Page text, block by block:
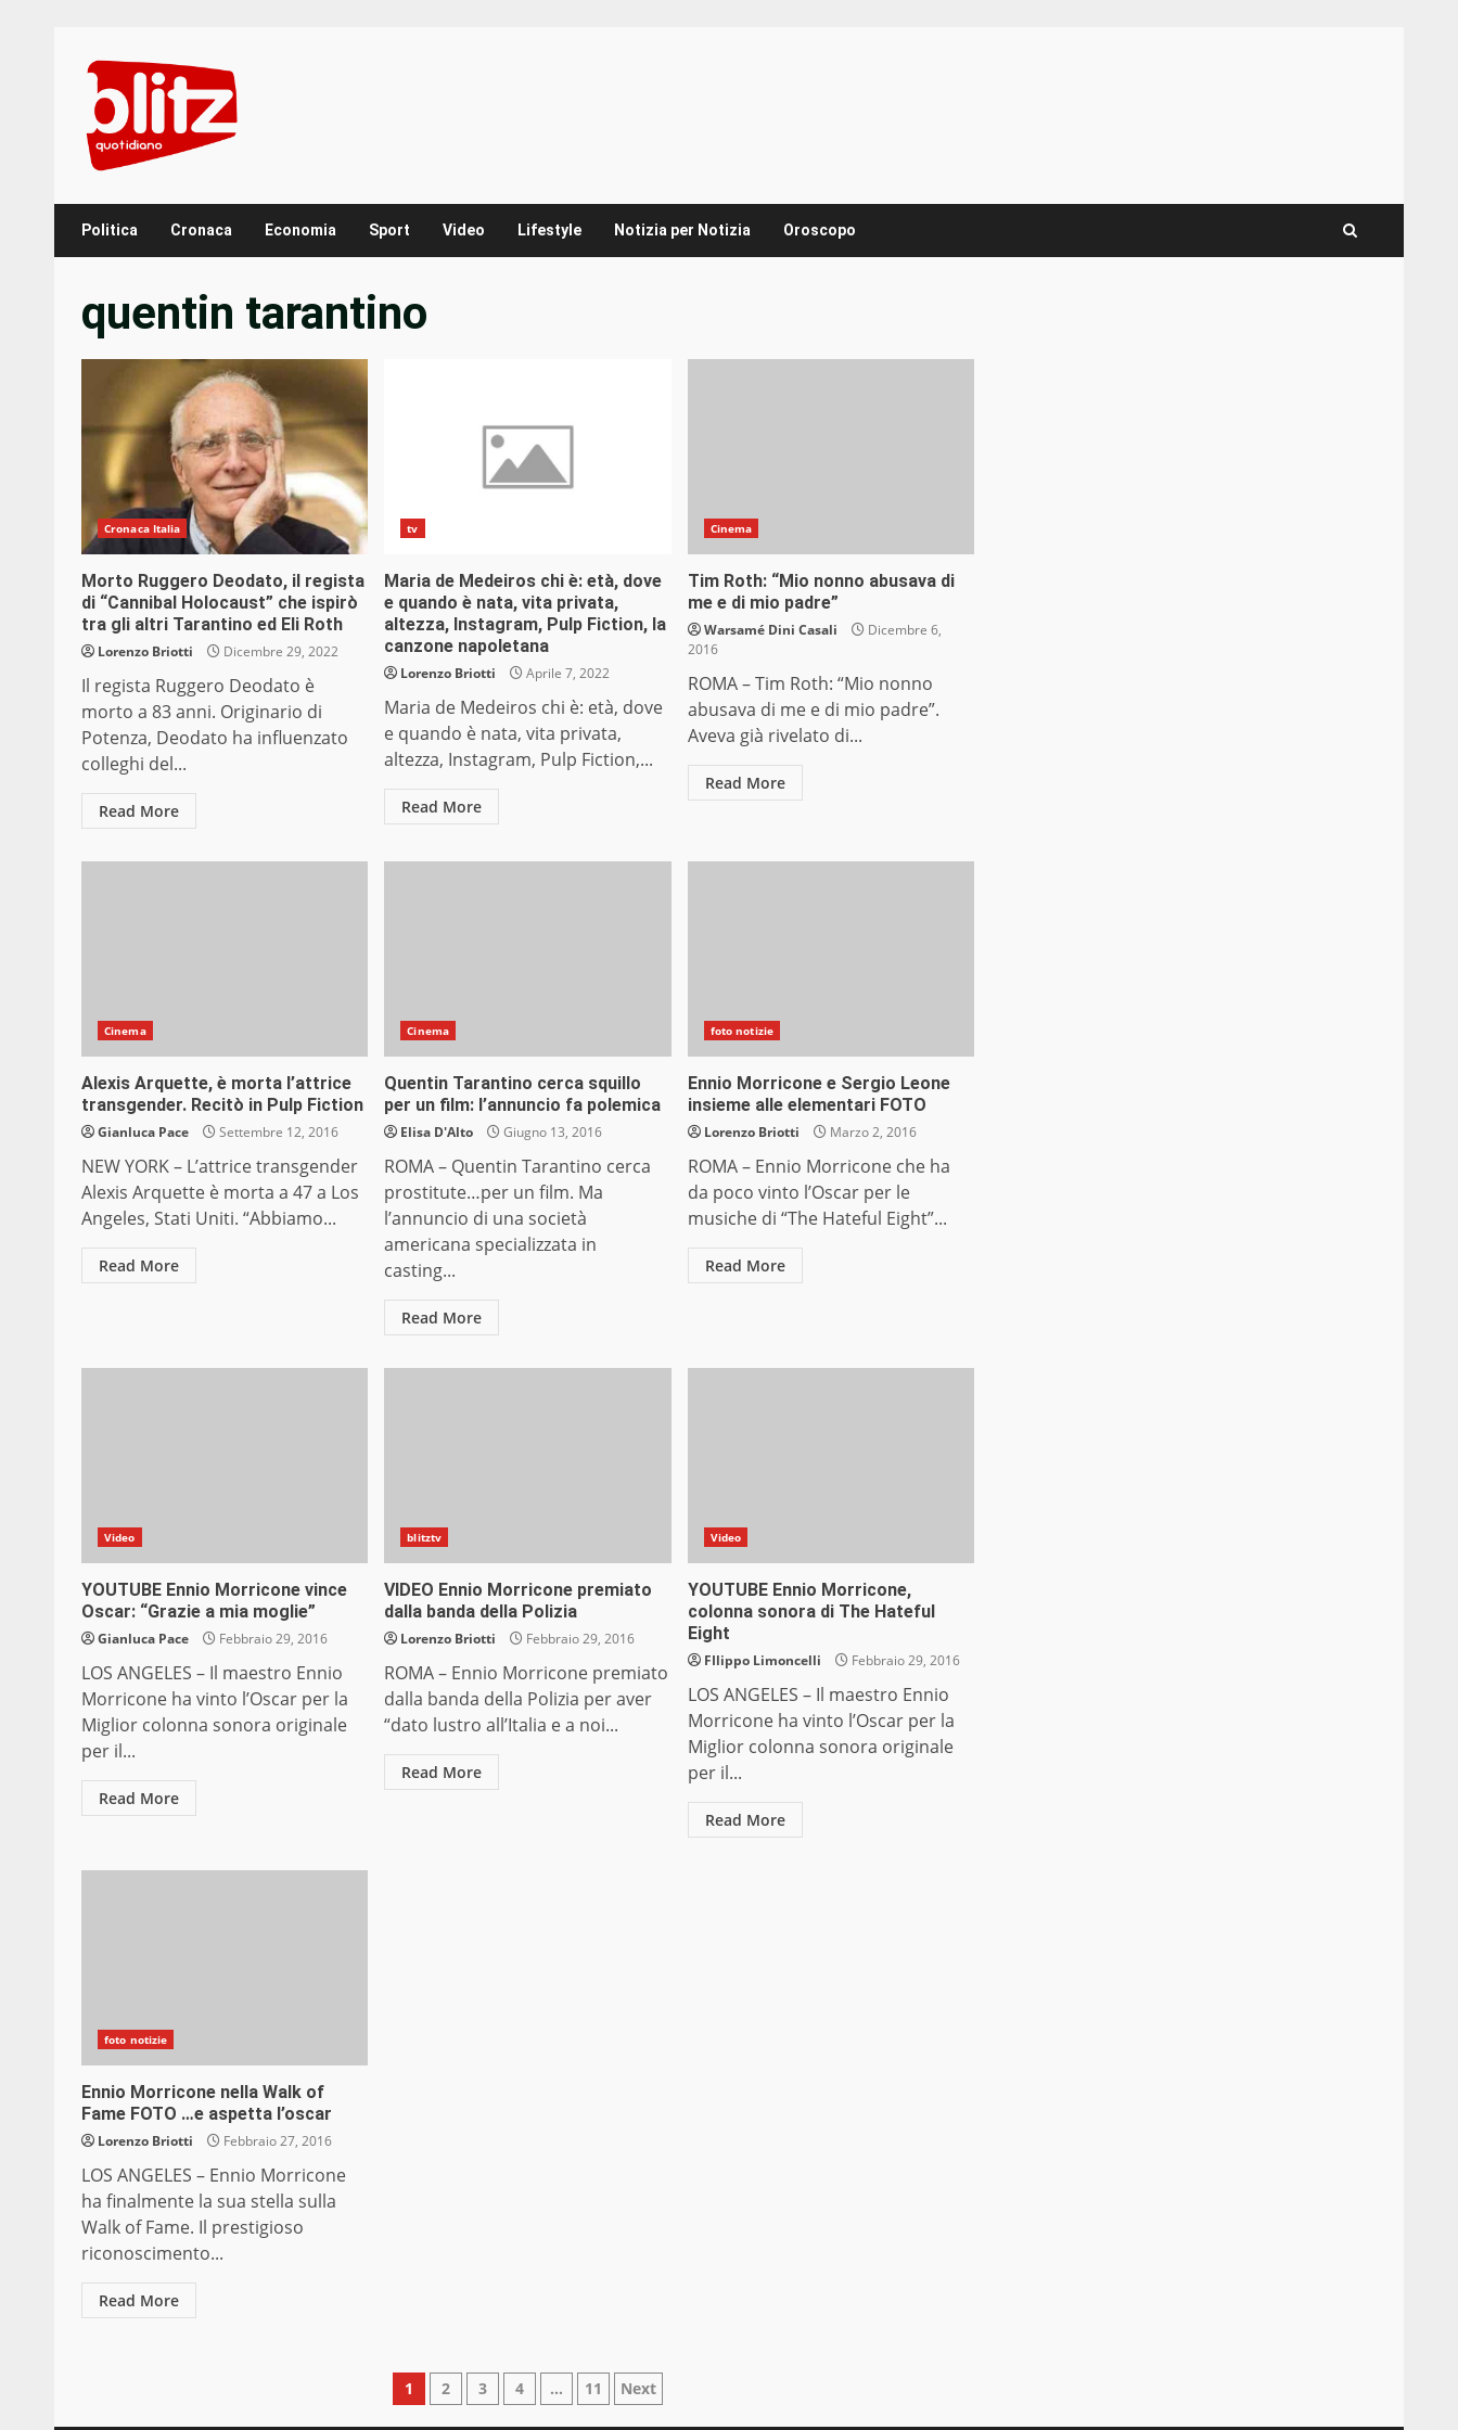
content
Politica Cronaca Economia Sport Video Lifestyle Notizia per Notizia Oroscopo
quentin tarantino
Cronaca Italia
Morto Ruggero Deodato, il regista
di “Cannibal Holocaust” che ispirò
tra gli altri Tarantino ed Eli Roth
Lorenzo Briotti Dicembre 29, 2022
Il regista Ruggero Deodato è
morto a 83 anni. Originario di
Potenza, Deodato ha influenzato
colleghi del...
Read More
tv
Maria de Medeiros chi è: età, dove
e quando è nata, vita privata,
altezza, Instagram, Pulp Fiction, la
canzone napoletana
Lorenzo Briotti Aprile 7, 2022
Maria de Medeiros chi è: età, dove
e quando è nata, vita privata,
altezza, Instagram, Pulp Fiction,...
Read More
Cinema
Tim Roth: “Mio nonno abusava di
me e di mio padre”
Warsamé Dini Casali
Dicembre 6,
2016
ROMA – Tim Roth: “Mio nonno
abusava di me e di mio padre”.
Aveva già rivelato di...
Read More
Cinema
Alexis Arquette, è morta l’attrice
transgender. Recitò in Pulp Fiction
Gianluca Pace Settembre 12, 2016
NEW YORK – L’attrice transgender
Alexis Arquette è morta a 47 a Los
Angeles, Stati Uniti. “Abbiamo...
Read More
Cinema
Quentin Tarantino cerca squillo
per un film: l’annuncio fa polemica
Elisa D'Alto Giugno 13, 2016
ROMA – Quentin Tarantino cerca
prostitute…per un film. Ma
l’annuncio di una società
americana specializzata in
casting...
Read More
foto notizie
Ennio Morricone e Sergio Leone
insieme alle elementari FOTO
Lorenzo Briotti Marzo 2, 2016
ROMA – Ennio Morricone che ha
da poco vinto l’Oscar per le
musiche di “The Hateful Eight”...
Read More
Video
YOUTUBE Ennio Morricone vince
Oscar: “Grazie a mia moglie”
Gianluca Pace Febbraio 29, 2016
LOS ANGELES – Il maestro Ennio
Morricone ha vinto l’Oscar per la
Miglior colonna sonora originale
per il...
Read More
blitztv
VIDEO Ennio Morricone premiato
dalla banda della Polizia
Lorenzo Briotti Febbraio 29, 2016
ROMA – Ennio Morricone premiato
dalla banda della Polizia per aver
“dato lustro all’Italia e a noi...
Read More
Video
YOUTUBE Ennio Morricone,
colonna sonora di The Hateful
Eight
FIlippo Limoncelli Febbraio 29, 2016
LOS ANGELES – Il maestro Ennio
Morricone ha vinto l’Oscar per la
Miglior colonna sonora originale
per il...
Read More
foto notizie
Ennio Morricone nella Walk of
Fame FOTO …e aspetta l’oscar
Lorenzo Briotti Febbraio 27, 2016
LOS ANGELES – Ennio Morricone
ha finalmente la sua stella sulla
Walk of Fame. Il prestigioso
riconoscimento...
Read More
Paginazione
1 2 3 4 … 11 Next